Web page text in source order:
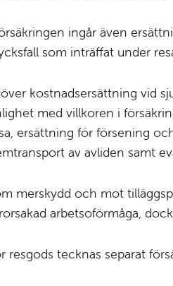
ingår även
som inträffat under
kostnadsersättning vid
med villkoren i
ersättning för försening
av avliden samt
merskydd och mot
arbetsoförmåga,
resgods tecknas separat